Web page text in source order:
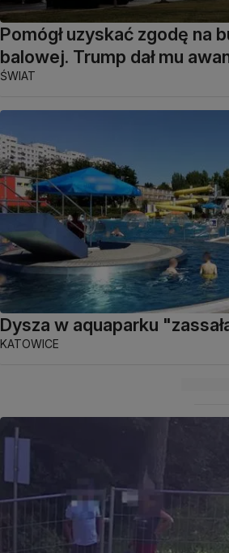
Pomógł uzyskać zgodę na
balowej. Trump dał mu
ŚWIAT
Dysza w aquaparku
KATOWICE